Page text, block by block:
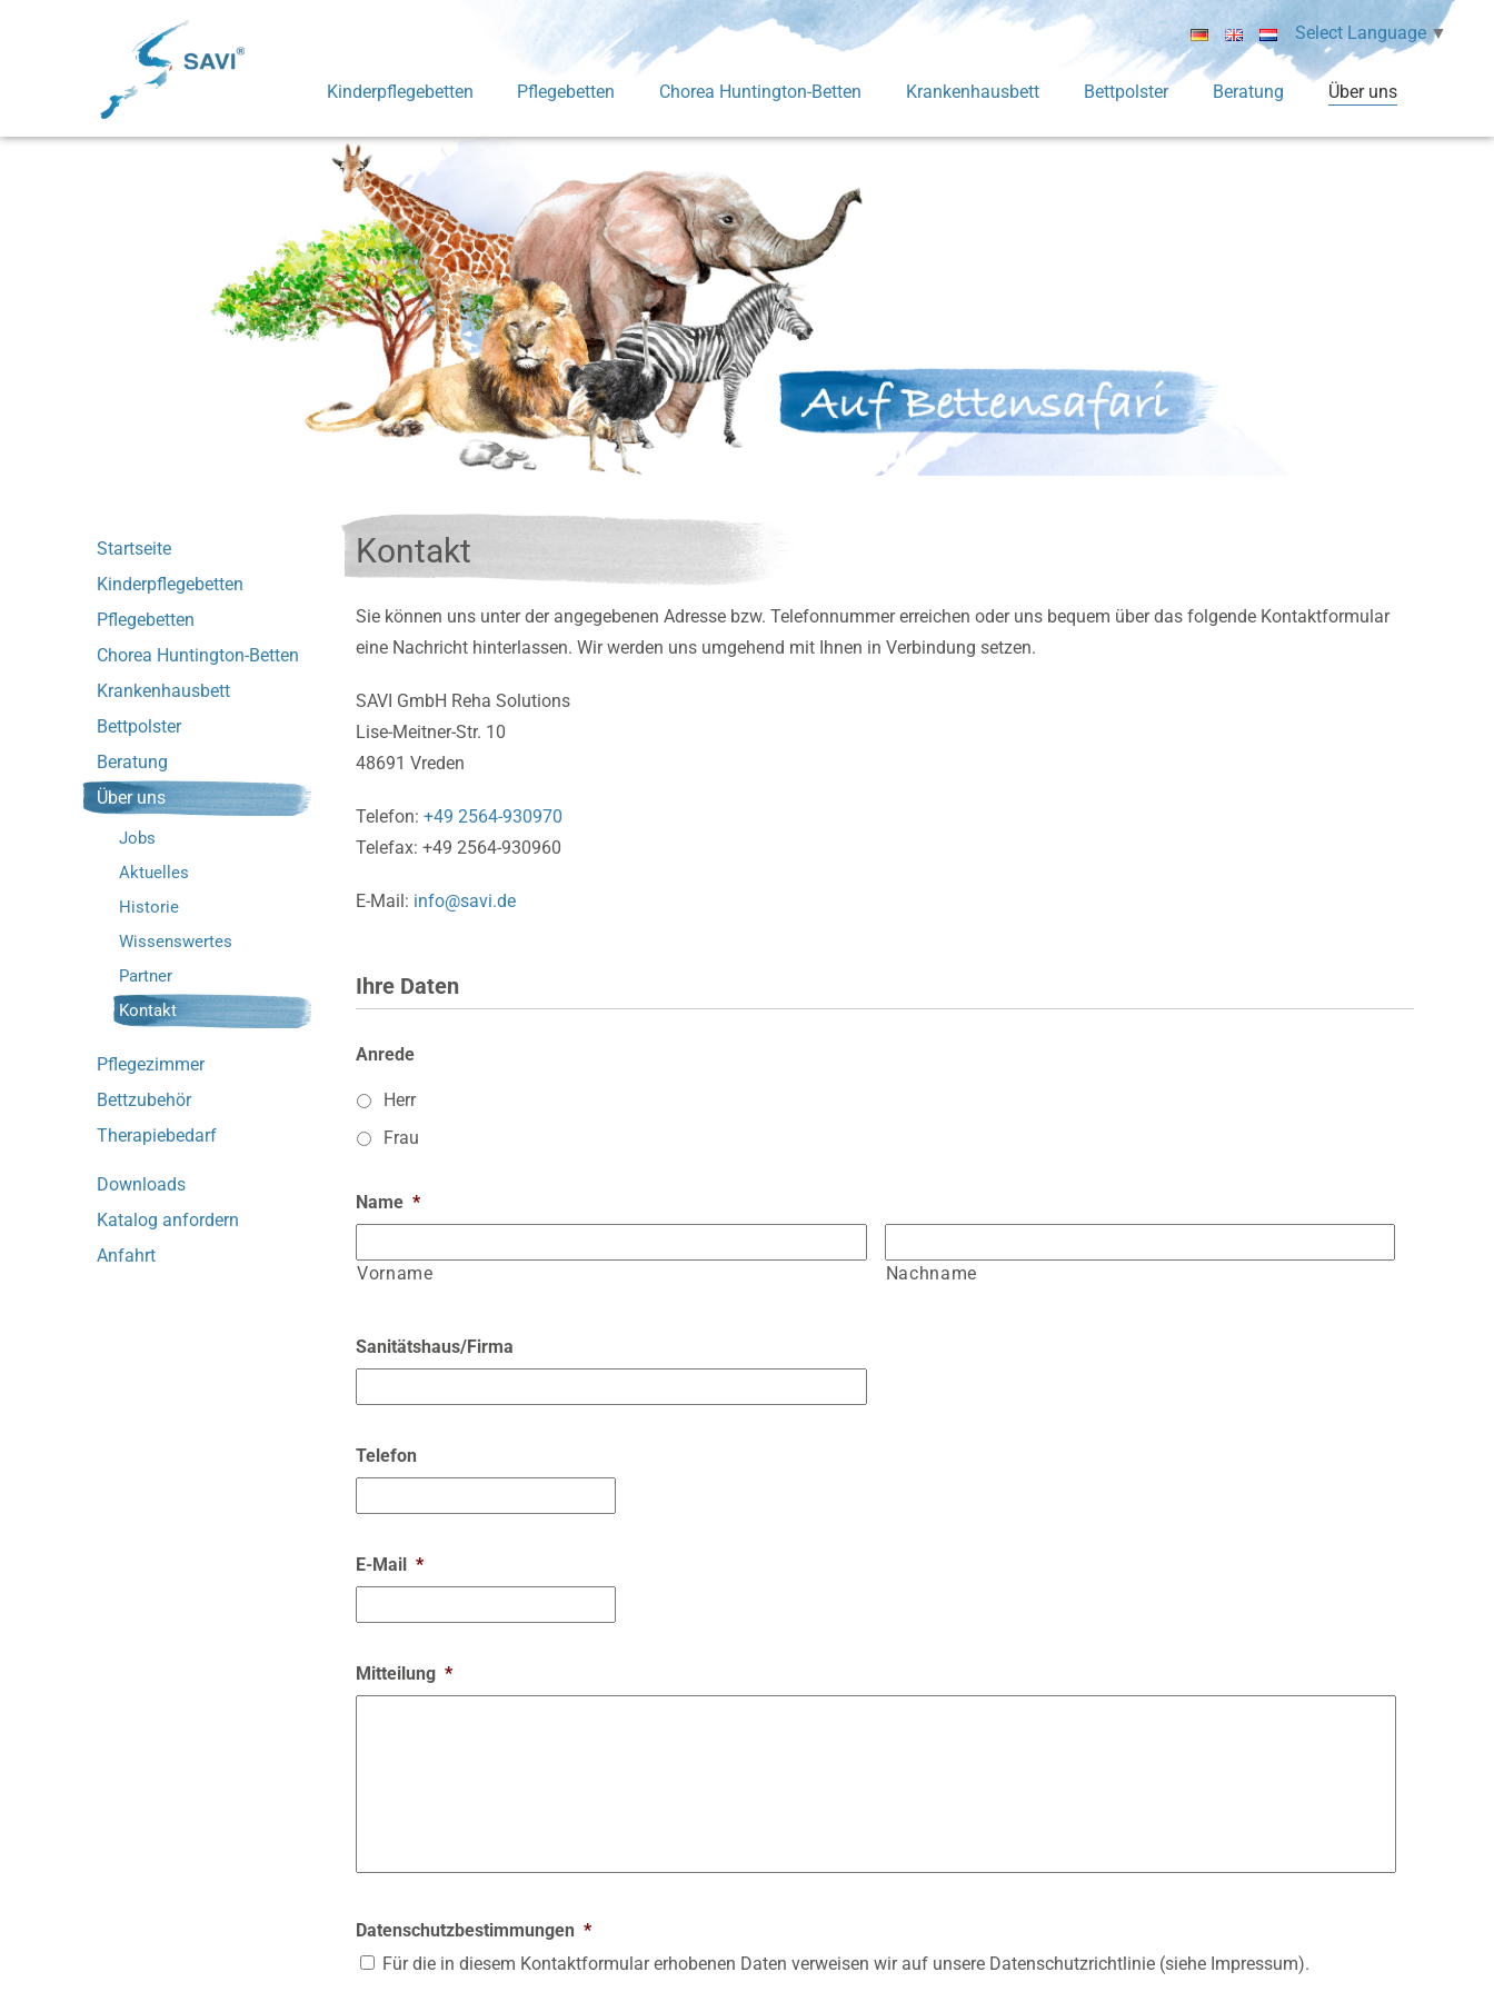
Select Language ▼
Kinderpflegebetten Pflegebetten Chorea Huntington-Betten Krankenhausbett Bettpolster Beratung Über uns
Startseite
Kinderpflegebetten
Pflegebetten
Chorea Huntington-Betten
Krankenhausbett
Bettpolster
Beratung
Über uns
Jobs
Aktuelles
Historie
Wissenswertes
Partner
Kontakt
Pflegezimmer
Bettzubehör
Therapiebedarf
Downloads
Katalog anfordern
Anfahrt
Kontakt
Sie können uns unter der angegebenen Adresse bzw. Telefonnummer erreichen oder uns bequem über das folgende Kontaktformular
eine Nachricht hinterlassen. Wir werden uns umgehend mit Ihnen in Verbindung setzen.
SAVI GmbH Reha Solutions
Lise-Meitner-Str. 10
48691 Vreden
Telefon: +49 2564-930970
Telefax: +49 2564-930960
E-Mail: info@savi.de
Ihre Daten
Anrede
Herr
Frau
Name *
Vorname Nachname
Sanitätshaus/Firma
Telefon
E-Mail *
Mitteilung *
Datenschutzbestimmungen *
Für die in diesem Kontaktformular erhobenen Daten verweisen wir auf unsere Datenschutzrichtlinie (siehe Impressum).